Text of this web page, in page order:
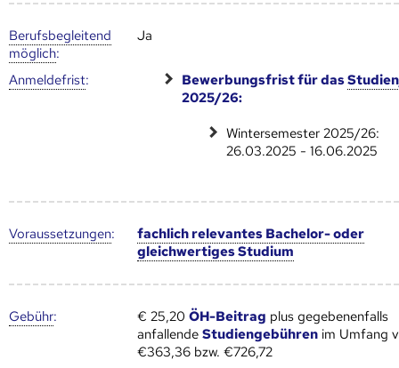
Berufs­begleitend
möglich:
Ja
Anmelde­frist: Bewerbungsfrist für das
2025/26:
Wintersemester 2025/26:
26.03.2025 - 16.06.2025
Voraus­setzungen:
fachlich relevantes Bachelor- oder
gleichwertiges Studium
Gebühr: € 25,20ÖH-Beitrag plus gegebenenfalls
anfallendeStudiengebühren im Umfang
€363,36 bzw. €726,72